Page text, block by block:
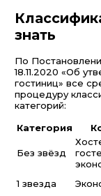
знать
По
18.11.2020 «Об
гостиниц» все
процедуру
категорий:
Категория
Без звёзд
1 звезда